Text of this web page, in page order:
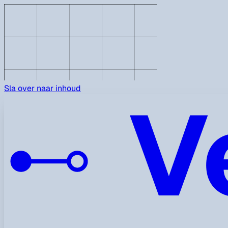
Sla over naar inhoud